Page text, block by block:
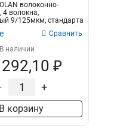
волоконно-
4 волокна,
9/125мкм, стандарта
Сравнить
В наличии
₽
+
В корзину